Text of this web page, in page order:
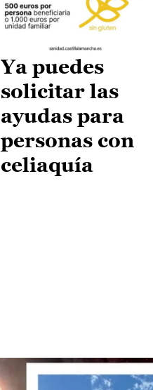
Ya puedes
solicitar las
ayudas para
personas con
celiaquía